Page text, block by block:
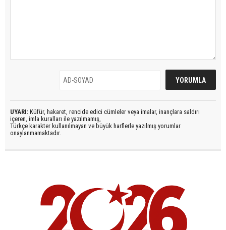
UYARI: Küfür, hakaret, rencide edici cümleler veya imalar, inançlara saldırı
içeren, imla kuralları ile yazılmamış,
Türkçe karakter kullanılmayan ve büyük harflerle yazılmış yorumlar
onaylanmamaktadır.